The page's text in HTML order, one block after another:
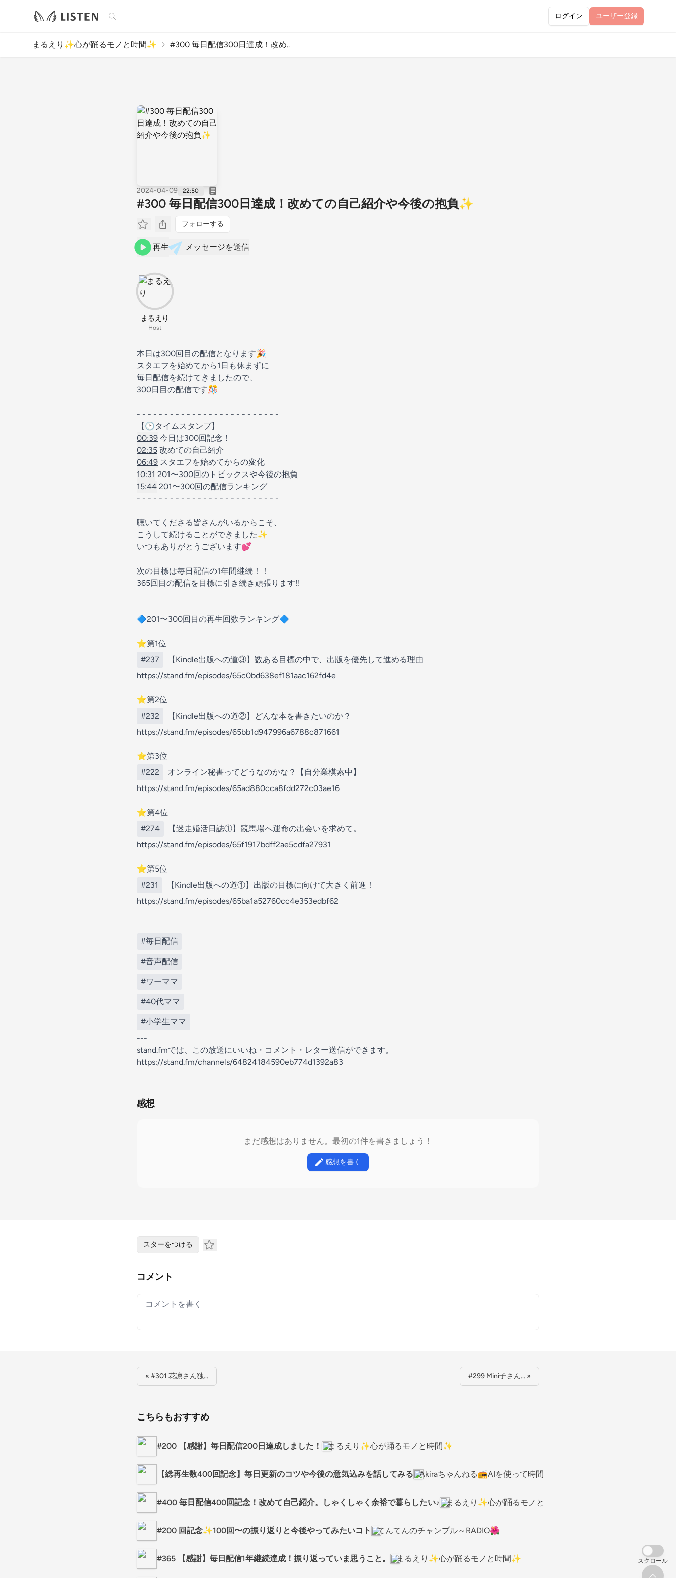
検索 ログイン ユーザー登録
まるえり✨心が踊るモノと時間✨ #300 毎日配信300日達成！改め..
2024-04-09 22:50
#300 毎日配信300日達成！改めての自己紹介や今後の抱負✨
フォローする
再生 メッセージを送信
まるえり
Host
本日は300回目の配信となります🎉
スタエフを始めてから1日も休まずに
毎日配信を続けてきましたので、
300日目の配信です🎊
- - - - - - - - - - - - - - - - - - - - - - - - - -
【🕑タイムスタンプ】
00:39 今日は300回記念！
02:35 改めての自己紹介
06:49 スタエフを始めてからの変化
10:31 201〜300回のトピックスや今後の抱負
15:44 201〜300回の配信ランキング
- - - - - - - - - - - - - - - - - - - - - - - - - -
聴いてくださる皆さんがいるからこそ、
こうして続けることができました✨
いつもありがとうございます💕
次の目標は毎日配信の1年間継続！！
365回目の配信を目標に引き続き頑張ります‼️
🔷201〜300回目の再生回数ランキング🔷
⭐️第1位
#237
【Kindle出版への道③】数ある目標の中で、出版を優先して進める理由
https://stand.fm/episodes/65c0bd638ef181aac162fd4e
⭐️第2位
#232
【Kindle出版への道②】どんな本を書きたいのか？
https://stand.fm/episodes/65bb1d947996a6788c871661
⭐️第3位
#222
オンライン秘書ってどうなのかな？【自分業模索中】
https://stand.fm/episodes/65ad880cca8fdd272c03ae16
⭐️第4位
#274
【迷走婚活日誌①】競馬場へ運命の出会いを求めて。
https://stand.fm/episodes/65f1917bdff2ae5cdfa27931
⭐️第5位
#231
【Kindle出版への道①】出版の目標に向けて大きく前進！
https://stand.fm/episodes/65ba1a52760cc4e353edbf62
#毎日配信
#音声配信
#ワーママ
#40代ママ
#小学生ママ
---
stand.fmでは、この放送にいいね・コメント・レター送信ができます。
https://stand.fm/channels/64824184590eb774d1392a83
感想
まだ感想はありません。最初の1件を書きましょう！
感想を書く
スターをつける
コメント
Your comment
« #301 花凛さん独… #299 Mini子さん… »
こちらもおすすめ
#200 【感謝】毎日配信200日達成しました！ まるえり✨心が踊るモノと時間✨
【総再生数400回記念】毎日更新のコツや今後の意気込みを話してみる Akiraちゃんねる📻AIを使って時間とお金を生み出すラジオ📻【平日
#400 毎日配信400回記念！改めて自己紹介。しゃくしゃく余裕で暮らしたい♪ まるえり✨心が踊るモノと時間✨
#200 回記念✨️100回〜の振り返りと今後やってみたいコト てんてんのチャンプル～RADIO🌺
#365 【感謝】毎日配信1年継続達成！振り返っていま思うこと。 まるえり✨心が踊るモノと時間✨ スクロール